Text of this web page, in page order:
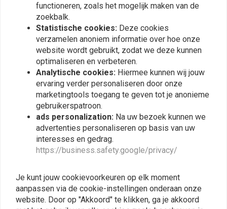
Plaats ook een review
Vergelijkbare producten
MCU
50MM Kelken Aluminium
(Selecteer Kleur)
RAW METAL RACERS
Inlaat kelken Velocity
Stacks BMW Ducati
functioneren, zoals het mogelijk maken van de
zoekbalk.
Statistische cookies: Deze cookies
verzamelen anoniem informatie over hoe onze
website wordt gebruikt, zodat we deze kunnen
optimaliseren en verbeteren.
Analytische cookies: Hiermee kunnen wij jouw
ervaring verder personaliseren door onze
marketingtools toegang te geven tot je anonieme
gebruikerspatroon.
ads personalization: Na uw bezoek kunnen we
advertenties personaliseren op basis van uw
interesses en gedrag.
https://business.safety.google/privacy/
Je kunt jouw cookievoorkeuren op elk moment
aanpassen via de cookie-instellingen onderaan onze
website. Door op "Akkoord" te klikken, ga je akkoord